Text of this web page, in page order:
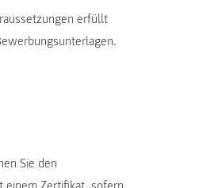
erfüllt
Sie den